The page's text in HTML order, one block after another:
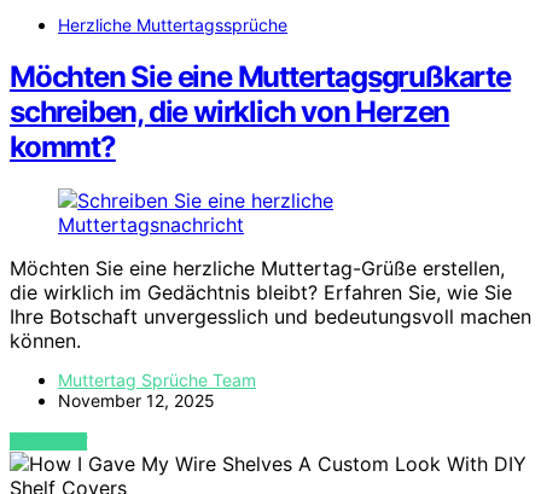
Herzliche Muttertagssprüche
Möchten Sie eine Muttertagsgrußkarte
schreiben, die wirklich von Herzen
kommt?
Möchten Sie eine herzliche Muttertag-Grüße erstellen,
die wirklich im Gedächtnis bleibt? Erfahren Sie, wie Sie
Ihre Botschaft unvergesslich und bedeutungsvoll machen
können.
Muttertag Sprüche Team
November 12, 2025
VIEW POST